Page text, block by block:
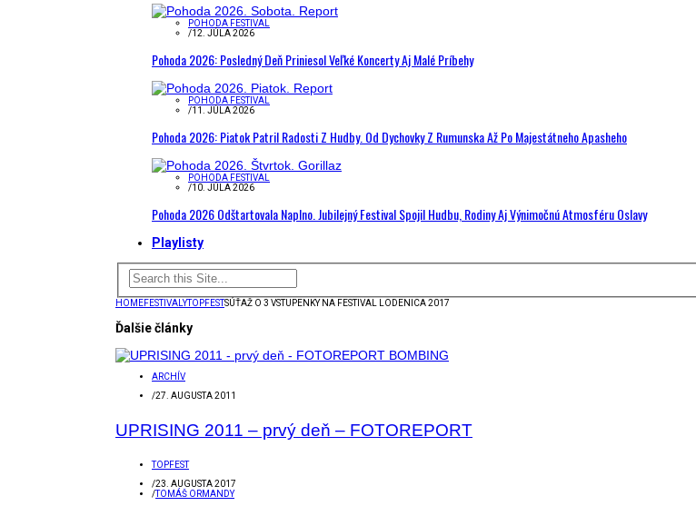
POHODA FESTIVAL
/12. JÚLA 2026
Pohoda 2026: Posledný Deň Priniesol Veľké Koncerty Aj Malé Príbehy
POHODA FESTIVAL
/11. JÚLA 2026
Pohoda 2026: Piatok Patril Radosti Z Hudby. Od Dychovky Z Rumunska Až Po Majestátneho Apasheho
POHODA FESTIVAL
/10. JÚLA 2026
Pohoda 2026 Odštartovala Naplno. Jubilejný Festival Spojil Hudbu, Rodiny Aj Výnimočnú Atmosféru Oslavy
Playlisty
HOMEFESTIVALYTOPFESTSÚŤAŽ O 3 VSTUPENKY NA FESTIVAL LODENICA 2017
Ďalšie články
ARCHÍV
/27. AUGUSTA 2011
UPRISING 2011 – prvý deň – FOTOREPORT
TOPFEST
/23. AUGUSTA 2017
/TOMÁŠ ORMANDY